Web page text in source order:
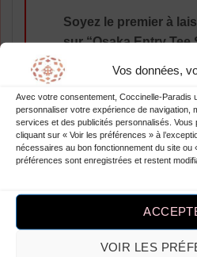
Vos données,
Avec votre consentement, Coccinelle-Paradis
personnaliser votre expérience de navigation,
services et des publicités personnalisés.
cliquant sur « Voir les préférences » à
nécessaires au bon fonctionnement du site ou
préférences sont enregistrées et restent
VOIR LES
Soyez le premier à
sur “Osaka Entry
Vous devez être
PRODUITS SIMILAIRES